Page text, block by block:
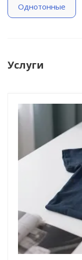
Однотонные
Услуги